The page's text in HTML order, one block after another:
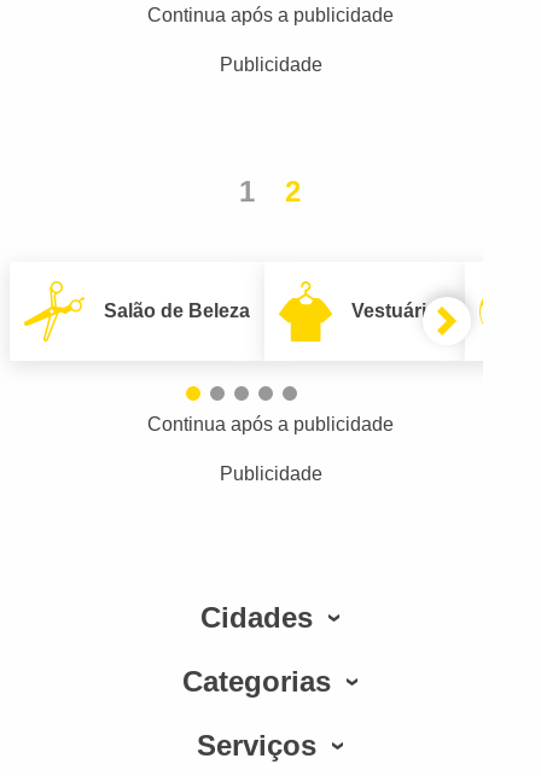
Continua após a publicidade
Publicidade
1 2
Salão de Beleza Vestuário
Continua após a publicidade
Publicidade
Cidades
Categorias
Serviços